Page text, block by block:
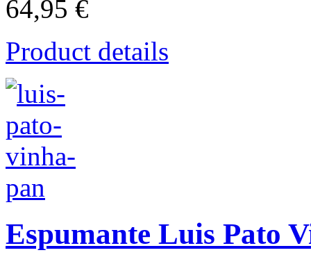
64,95 €
Product details
Espumante Luis Pato